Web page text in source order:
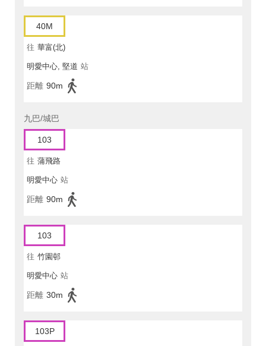
40M
往 華富(北)
明愛中心, 堅道 站
距離 90m
九巴/城巴
103
往 蒲飛路
明愛中心 站
距離 90m
103
往 竹園邨
明愛中心 站
距離 30m
103P